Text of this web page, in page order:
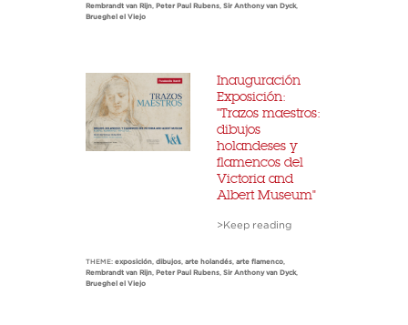
Rembrandt van Rijn, Peter Paul Rubens, Sir Anthony van Dyck,
Brueghel el Viejo
Inauguración
Exposición:
"Trazos maestros:
dibujos
holandeses y
flamencos del
Victoria and
Albert Museum"
>Keep reading
THEME: exposición, dibujos, arte holandés, arte flamenco,
Rembrandt van Rijn, Peter Paul Rubens, Sir Anthony van Dyck,
Brueghel el Viejo